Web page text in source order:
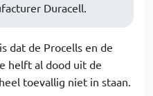
Duracell.
dat de Procells en de
helft al dood uit de
toevallig niet in staan.